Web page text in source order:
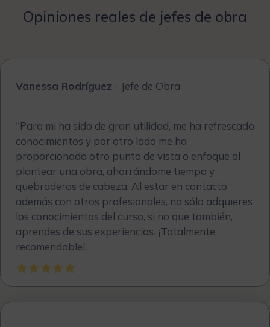
Opiniones reales de jefes de obra
Vanessa Rodríguez - Jefe de Obra
"Para mi ha sido de gran utilidad, me ha refrescado
conocimientos y por otro lado me ha
proporcionado otro punto de vista o enfoque al
plantear una obra, ahorrándome tiempo y
quebraderos de cabeza. Al estar en contacto
además con otros profesionales, no sólo adquieres
los conocimientos del curso, si no que también,
aprendes de sus experiencias. ¡Totalmente
recomendable!.